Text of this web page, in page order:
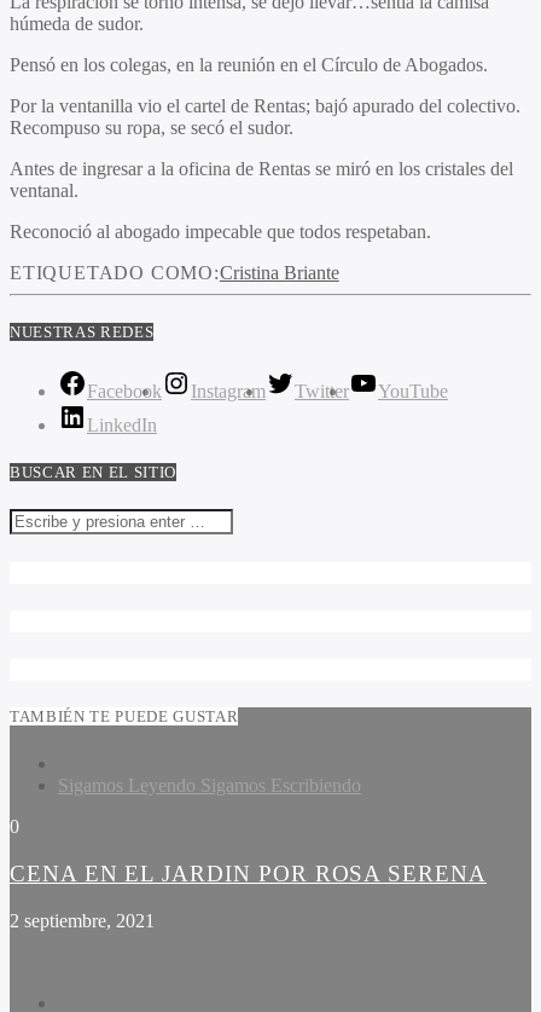
húmeda de sudor.
Pensó en los colegas, en la reunión en el Círculo de Abogados.
Por la ventanilla vio el cartel de Rentas; bajó apurado del colectivo.
Recompuso su ropa, se secó el sudor.
Antes de ingresar a la oficina de Rentas se miró en los cristales del
ventanal.
Reconoció al abogado impecable que todos respetaban.
ETIQUETADO COMO:Cristina Briante
NUESTRAS REDES
Facebook Instagram Twitter
YouTube
LinkedIn
BUSCAR EN EL SITIO
TAMBIÉN TE PUEDE GUSTAR
Sigamos Leyendo Sigamos Escribiendo
0
CENA EN EL JARDIN POR ROSA SERENA
2 septiembre, 2021